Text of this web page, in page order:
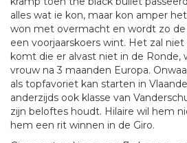
alles wat ie kon, maar kon amper
won met overmacht en wordt zo de
een voorjaarskoers wint. Het zal
komt die er alvast niet in de Ronde,
vrouw na 3 maanden Europa.
als topfavoriet kan starten in
anderzijds ook klasse van
zijn beloftes houdt. Hilaire wil hem
hem een rit winnen in de Giro.